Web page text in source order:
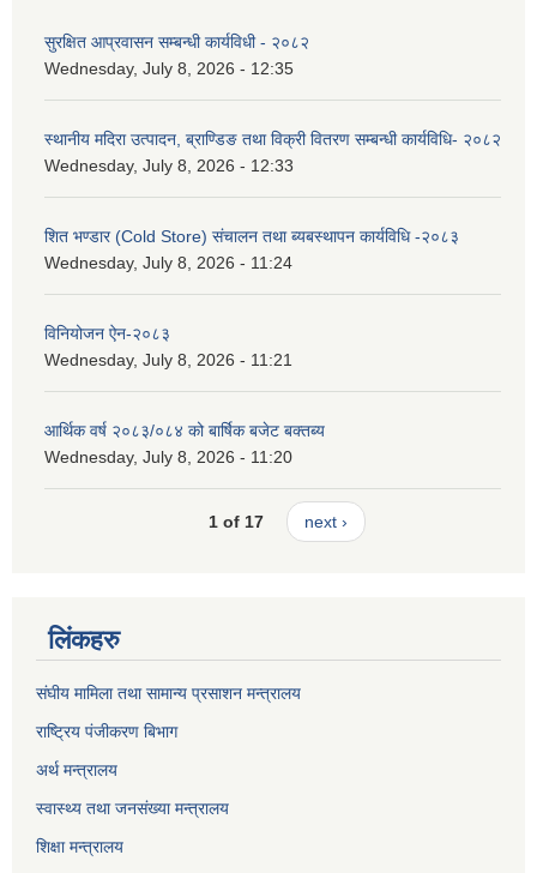
सुरक्षित आप्रवासन सम्बन्धी कार्यविधी - २०८२
Wednesday, July 8, 2026 - 12:35
स्थानीय मदिरा उत्पादन, ब्राण्डिङ तथा विक्री वितरण सम्बन्धी कार्यविधि- २०८२
Wednesday, July 8, 2026 - 12:33
शित भण्डार (Cold Store) संचालन तथा ब्यबस्थापन कार्यविधि -२०८३
Wednesday, July 8, 2026 - 11:24
विनियोजन ऐन-२०८३
Wednesday, July 8, 2026 - 11:21
आर्थिक वर्ष २०८३/०८४ को बार्षिक बजेट बक्तब्य
Wednesday, July 8, 2026 - 11:20
1 of 17 next ›
लिंकहरु
संघीय मामिला तथा सामान्य प्रसाशन मन्त्रालय
राष्ट्रिय पंजीकरण बिभाग
अर्थ मन्त्रालय
स्वास्थ्य तथा जनसंख्या मन्त्रालय
शिक्षा मन्त्रालय